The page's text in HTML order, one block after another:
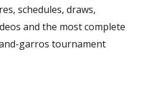
schedules, draws,
and the most complete
garros tournament